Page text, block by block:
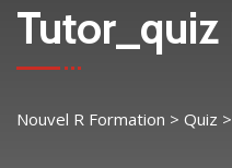
Tutor_quiz
Nouvel R Formation > Quiz >